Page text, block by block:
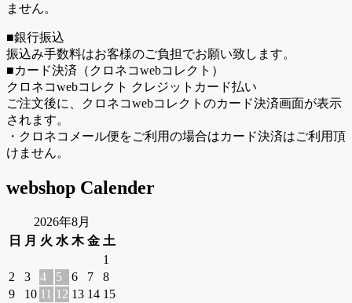
ません。
■銀行振込
振込み手数料はお客様のご負担でお願い致します。
■カード決済（クロネコwebコレクト）
クロネコwebコレクト クレジットカード払い
ご注文後に、クロネコwebコレクトのカード決済画面が表示
されます。
・クロネコメール便をご利用の場合はカード決済はご利用頂
けません。
webshop Calender
2026年8月
日
月 火 水 木 金 土
1
2
3 4 5 6 7
8
9
10 11 12 13 14 15